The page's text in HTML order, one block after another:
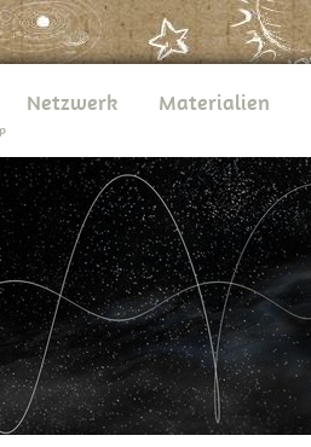
Netzwerk Materialien